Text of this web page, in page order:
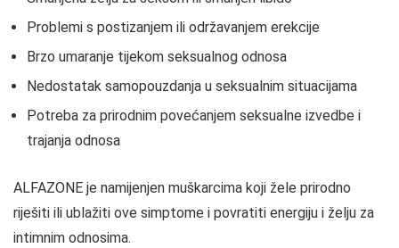
Problemi s postizanjem ili održavanjem erekcije
Brzo umaranje tijekom seksualnog odnosa
Nedostatak samopouzdanja u seksualnim situacijama
Potreba za prirodnim povećanjem seksualne izvedbe i
trajanja odnosa
ALFAZONE je namijenjen muškarcima koji žele prirodno
riješiti ili ublažiti ove simptome i povratiti energiju i želju za
intimnim odnosima.